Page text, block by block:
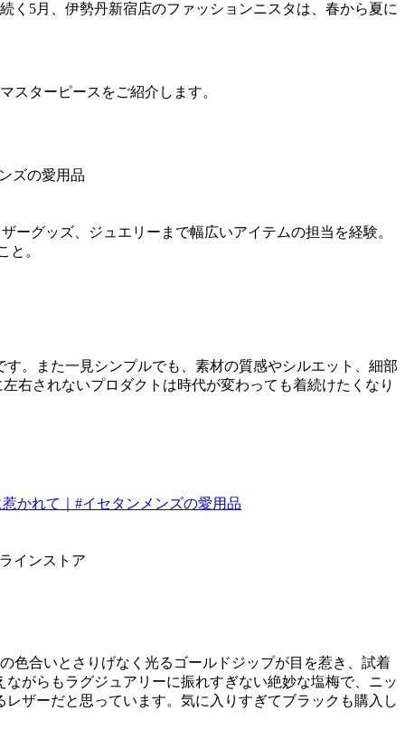
く5月、伊勢丹新宿店のファッションニスタは、春から夏に
スターピースをご紹介します。
ーグッズ、ジュエリーまで幅広いアイテムの担当を経験。
と。
。また一見シンプルでも、素材の質感やシルエット、細部
右されないプロダクトは時代が変わっても着続けたくなり
インストア
色合いとさりげなく光るゴールドジップが目を惹き、試着
がらもラグジュアリーに振れすぎない絶妙な塩梅で、ニッ
ザーだと思っています。気に入りすぎてブラックも購入し